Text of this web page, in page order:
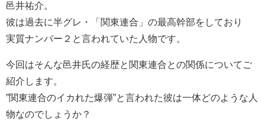
邑井祐介。
彼は過去に半グレ・「関東連合」の最高幹部をしており
実質ナンバー２と言われていた人物です。
今回はそんな邑井氏の経歴と関東連合との関係についてご
紹介します。
”関東連合のイカれた爆弾”と言われた彼は一体どのような人
物なのでしょうか？